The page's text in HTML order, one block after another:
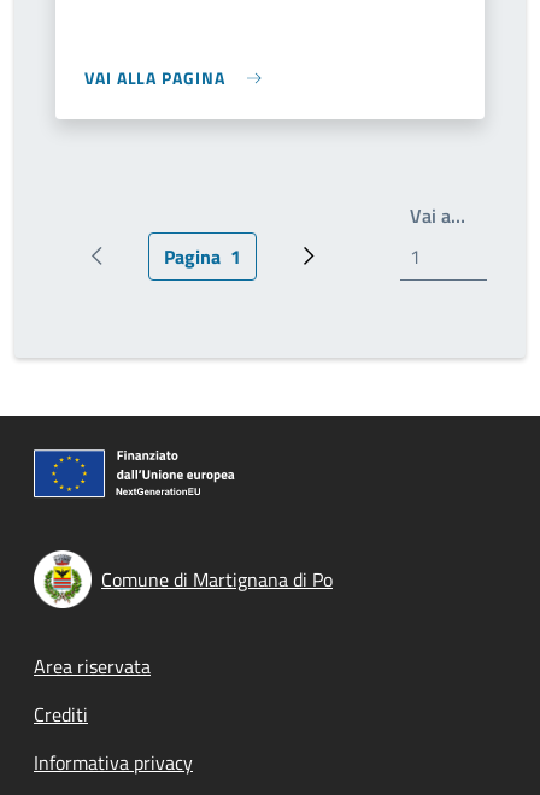
VAI ALLA PAGINA
Pagina precedentePagina attuale
Pagina 1 Prossima pagina
Vai a…
Comune di Martignana di Po
Footer menu
Area riservata
Crediti
Informativa privacy